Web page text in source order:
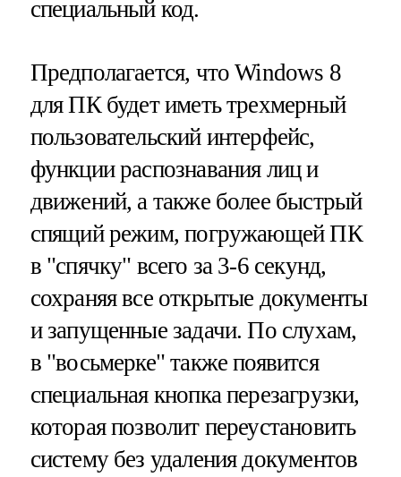
специальный код.
Предполагается, что Windows 8
для ПК будет иметь трехмерный
пользовательский интерфейс,
функции распознавания лиц и
движений, а также более быстрый
спящий режим, погружающей ПК
в "спячку" всего за 3-6 секунд,
сохраняя все открытые документы
и запущенные задачи. По слухам,
в "восьмерке" также появится
специальная кнопка перезагрузки,
которая позволит переустановить
систему без удаления документов